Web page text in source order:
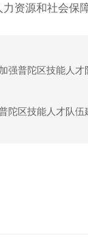
资源和社会保
强普陀区技能人才
陀区技能人才队